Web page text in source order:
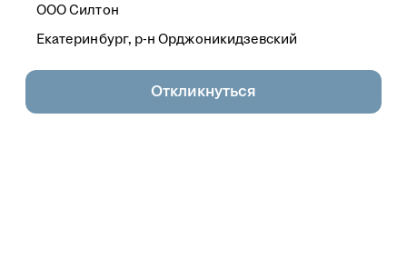
ОООСилтон
Екатеринбург, р-н Орджоникидзевский
Откликнуться